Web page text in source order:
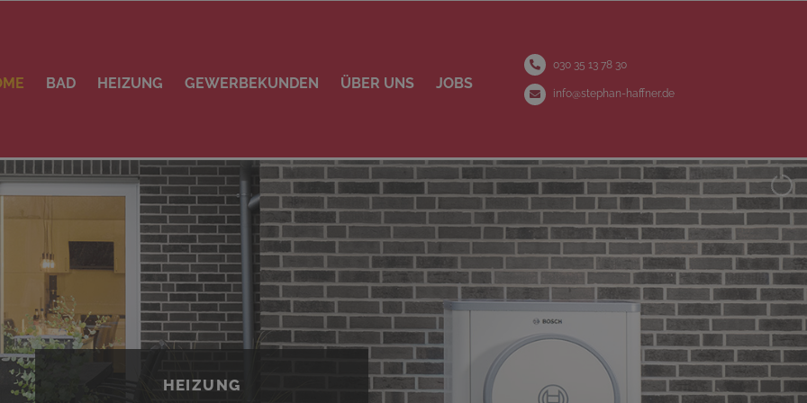
BAD HEIZUNG GEWERBEKUNDEN ÜBER UNS JOBS
030 35 13 78 30
info@stephan-haffner.de